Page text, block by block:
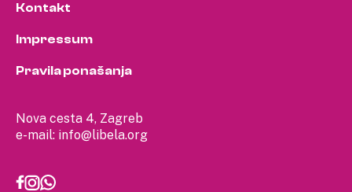
Nova cesta 4, Zagreb
e-mail: info@libela.org
Kontakt
Impressum
Pravila ponašanja